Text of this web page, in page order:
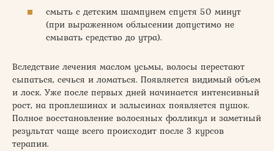
смыть с детским шампунем спустя 50 минут
(при выраженном облысении допустимо не
смывать средство до утра).
Вследствие лечения маслом усьмы, волосы перестают
сыпаться, сечься и ломаться. Появляется видимый объем
и лоск. Уже после первых дней начинается интенсивный
рост, на проплешинах и залысинах появляется пушок.
Полное восстановление волосяных фолликул и заметный
результат чаще всего происходит после 3 курсов
терапии.